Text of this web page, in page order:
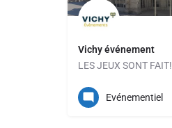
Vichy événement
LES JEUX SONT FAIT!
04 70 30 50 16
Evénementiel